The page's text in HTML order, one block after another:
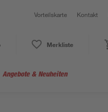
Vorteilskarte Kontakt
Merkliste
Angebote & Neuheiten